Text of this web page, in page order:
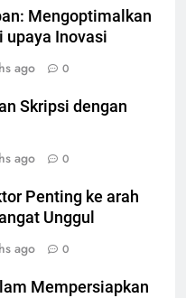
Mengoptimalkan
upaya Inovasi
ago 0
Skripsi dengan
ago 0
Penting ke arah
Unggul
ago 0
Mempersiapkan